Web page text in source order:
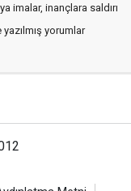
imalar, inançlara saldırı
yorumlar